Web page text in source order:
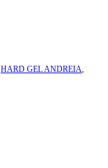
HARD GEL ANDREIA,